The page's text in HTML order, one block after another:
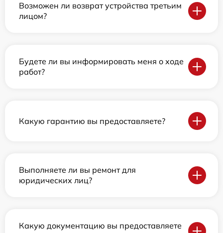
Возможен ли возврат устройства третьим
лицом?
Будете ли вы информировать меня о ходе
работ?
Какую гарантию вы предоставляете?
Выполняете ли вы ремонт для
юридических лиц?
Какую документацию вы предоставляете